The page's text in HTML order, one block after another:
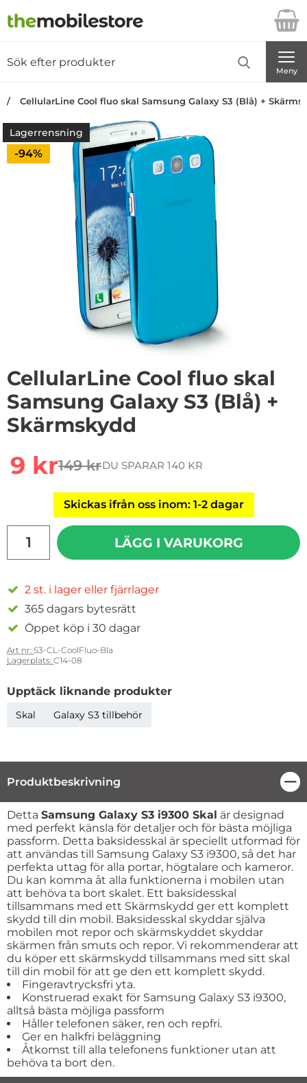
Startsidan för Danira Telecom AB
Meny
CellularLine Cool fluo skal Samsung Galaxy S3 (Blå) +
Lagerrensning
Priset är nedsatt med
-94%
CellularLine Cool fluo skal
Samsung Galaxy S3 (Blå) +
Skärmskydd
rea pris
9 krtidigare pris
149 krDU SPARAR 140 KR
Skickas ifrån oss inom: 1-2 dagar
LÄGG I VARUKORG
2 st. i lager eller fjärrlager
365 dagars bytesrätt
Öppet köp i 30 dagar
Art nr: S3-CL-CoolFluo-Bla
Lagerplats: C14-08
Upptäck liknande produkter
Skal Galaxy S3 tillbehör
Produktbeskrivning
Produktbeskrivning
Detta Samsung Galaxy S3 i9300 Skal är designad
med perfekt känsla för detaljer och för bästa möjliga
passform. Detta baksidesskal är speciellt utformad för
att användas till Samsung Galaxy S3 i9300, så det har
perfekta uttag för alla portar, högtalare och kameror.
Du kan komma åt alla funktionerna i mobilen utan
att behöva ta bort skalet. Ett baksidesskal
tillsammans med ett Skärmskydd ger ett komplett
skydd till din mobil. Baksidesskal skyddar själva
mobilen mot repor och skärmskyddet skyddar
skärmen från smuts och repor. Vi rekommenderar att
du köper ett skärmskydd tillsammans med sitt skal
till din mobil för att ge den ett komplett skydd.
Fingeravtrycksfri yta.
Konstruerad exakt för Samsung Galaxy S3 i9300,
alltså bästa möjliga passform
Håller telefonen säker, ren och repfri.
Ger en halkfri beläggning
Åtkomst till alla telefonens funktioner utan att
behöva ta bort den.